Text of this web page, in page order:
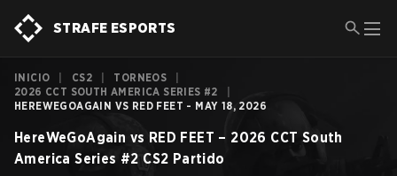
STRAFE ESPORTS
INICIO CS2 TORNEOS
2026 CCT SOUTH AMERICA SERIES #2
HEREWEGOAGAIN VS RED FEET - MAY 18, 2026
HereWeGoAgain vs RED FEET – 2026 CCT South
America Series #2 CS2 Partido